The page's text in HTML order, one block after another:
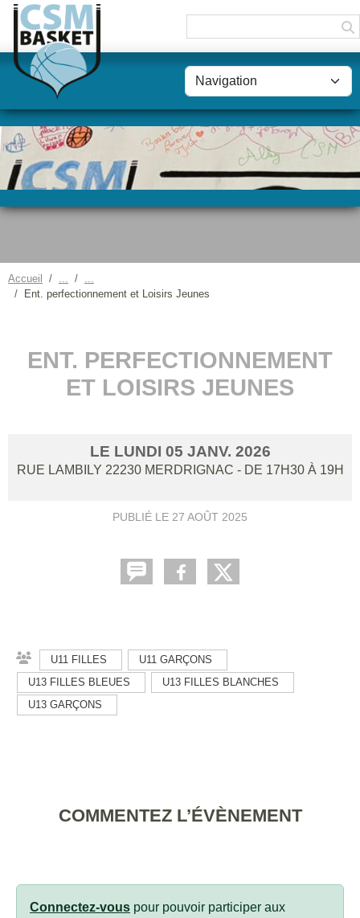
Accueil
Ent. perfectionnement et Loisirs Jeunes
ENT. PERFECTIONNEMENT
ET LOISIRS JEUNES
LE LUNDI 05 JANV. 2026
RUE LAMBILY 22230 MERDRIGNAC - DE 17H30 À 19H
PUBLIÉ LE 27 AOÛT 2025
U11 FILLES
U11 GARÇONS
U13 FILLES BLEUES
U13 FILLES BLANCHES
U13 GARÇONS
COMMENTEZ L’ÉVÈNEMENT
Connectez-vous pour pouvoir participer aux
Panneau de gestion des cookies